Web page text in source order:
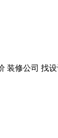
装修公司 找